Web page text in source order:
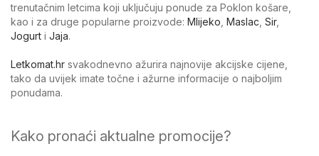
trenutačnim letcima koji uključuju ponude za Poklon košare,
kao i za druge popularne proizvode: Mlijeko Maslac Sir,
Jogurt i Jaja.
Letkomat.hr svakodnevno ažurira najnovije akcijske cijene,
tako da uvijek imate točne i ažurne informacije o najboljim
ponudama.
Kako pronaći aktualne promocije?